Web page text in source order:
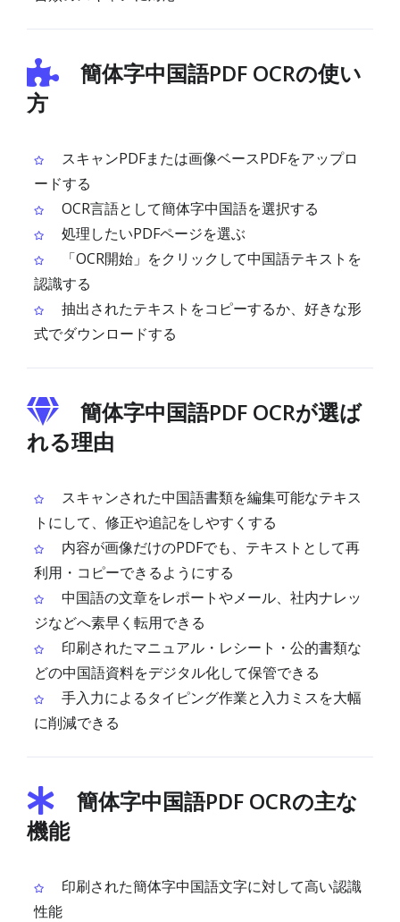
簡体字中国語PDF OCRの使い
方
スキャンPDFまたは画像ベースPDFをアップロ
ードする
OCR言語として簡体字中国語を選択する
処理したいPDFページを選ぶ
「OCR開始」をクリックして中国語テキストを
認識する
抽出されたテキストをコピーするか、好きな形
式でダウンロードする
簡体字中国語PDF OCRが選ば
れる理由
スキャンされた中国語書類を編集可能なテキス
トにして、修正や追記をしやすくする
内容が画像だけのPDFでも、テキストとして再
利用・コピーできるようにする
中国語の文章をレポートやメール、社内ナレッ
ジなどへ素早く転用できる
印刷されたマニュアル・レシート・公的書類な
どの中国語資料をデジタル化して保管できる
手入力によるタイピング作業と入力ミスを大幅
に削減できる
簡体字中国語PDF OCRの主な
機能
印刷された簡体字中国語文字に対して高い認識
性能